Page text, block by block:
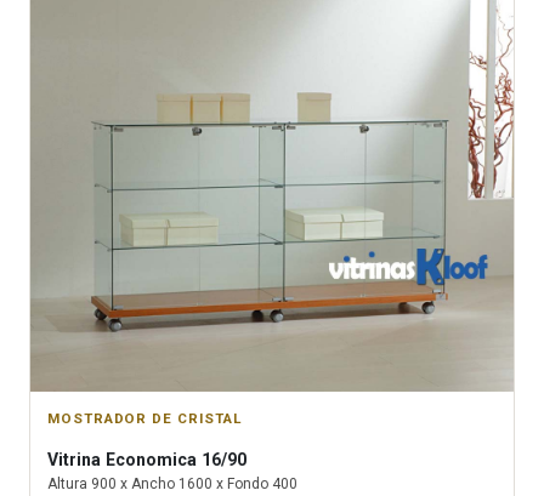
MOSTRADOR DE CRISTAL
Vitrina Economica 16/90
Altura 900 x Ancho 1600 x Fondo 400